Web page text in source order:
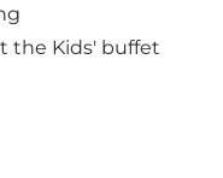
the Kids' buffet